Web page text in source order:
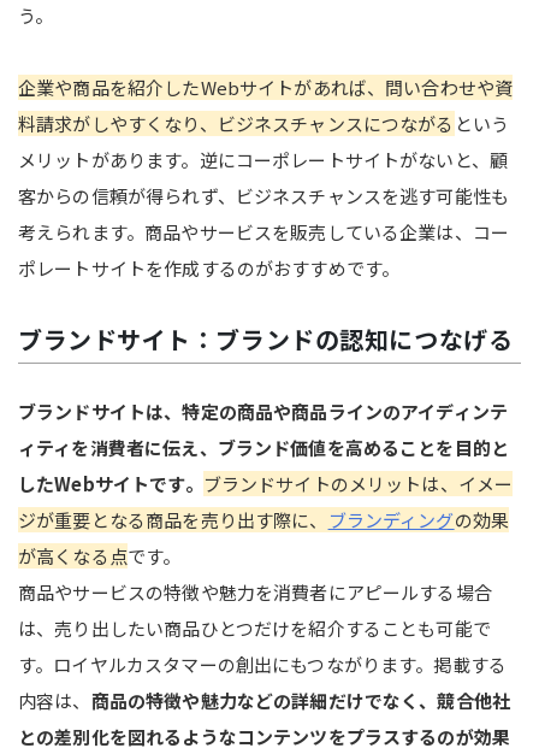
う。
企業や商品を紹介したWebサイトがあれば、問い合わせや資
料請求がしやすくなり、ビジネスチャンスにつながる という
メリットがあります。逆にコーポレートサイトがないと、顧
客からの信頼が得られず、ビジネスチャンスを逃す可能性も
考えられます。商品やサービスを販売している企業は、コー
ポレートサイトを作成するのがおすすめです。
ブランドサイト：ブランドの認知につなげる
ブランドサイトは、特定の商品や商品ラインのアイディンテ
ィティを消費者に伝え、ブランド価値を高めることを目的と
したWebサイトです。 ブランドサイトのメリットは、イメー
ジが重要となる商品を売り出す際に、
ブランディングの効果
が高くなる点です。
商品やサービスの特徴や魅力を消費者にアピールする場合
は、売り出したい商品ひとつだけを紹介することも可能で
す。ロイヤルカスタマーの創出にもつながります。掲載する
内容は、 商品の特徴や魅力などの詳細だけでなく、競合他社
との差別化を図れるようなコンテンツをプラスするのが効果